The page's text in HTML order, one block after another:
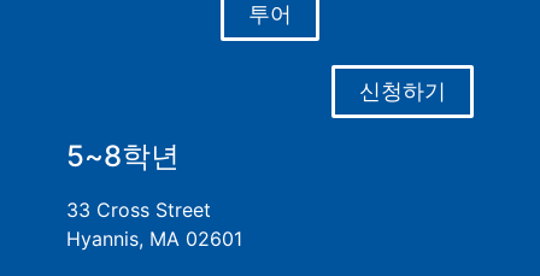
투어
신청하기
5~8학년
33 Cross Street
Hyannis, MA 02601